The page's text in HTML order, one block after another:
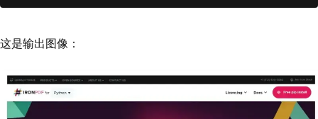
这是输出图像：